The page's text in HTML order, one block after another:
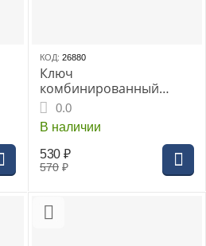
КОД: 26880
Ключ
комбинированный
THORVIK 28 мм серии
ARC CrV, (W30028)
0.0
В наличии
570 ₽
530 ₽